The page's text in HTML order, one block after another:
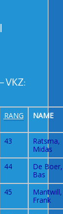
VKZ:
RANG NAME
43
Ratsma,
Midas
44
De Boer,
Bas
45
Mantwill,
Frank